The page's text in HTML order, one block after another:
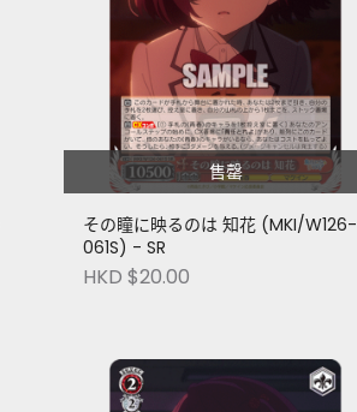
售罄
その瞳に映るのは 知花 (MKI/W126-
061S) - SR
HKD $20.00